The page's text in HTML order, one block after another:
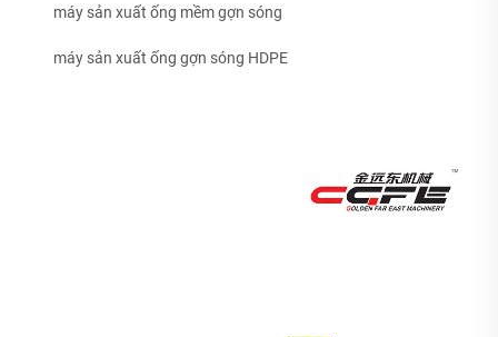
máy sản xuất ống mềm gợn sóng
máy sản xuất ống gợn sóng HDPE